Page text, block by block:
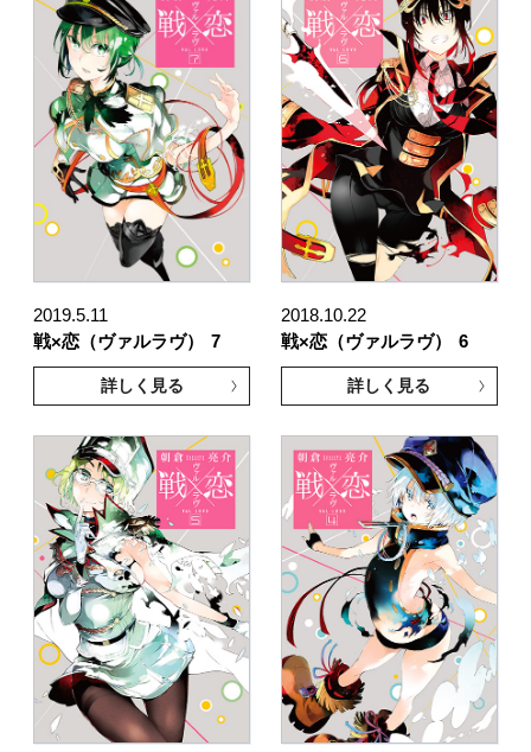
2019.5.11
戦×恋（ヴァルラヴ）
7
詳しく見る
2018.10.22
戦×恋（ヴァルラヴ）
6
詳しく見る